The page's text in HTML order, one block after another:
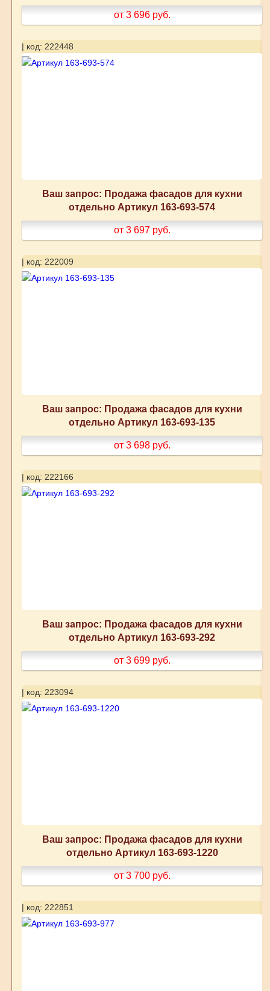
от 3 696 руб.
| код: 222448
Ваш запрос: Продажа фасадов для кухни
отдельно Артикул 163-693-574
от 3 697 руб.
| код: 222009
Ваш запрос: Продажа фасадов для кухни
отдельно Артикул 163-693-135
от 3 698 руб.
| код: 222166
Ваш запрос: Продажа фасадов для кухни
отдельно Артикул 163-693-292
от 3 699 руб.
| код: 223094
Ваш запрос: Продажа фасадов для кухни
отдельно Артикул 163-693-1220
от 3 700 руб.
| код: 222851